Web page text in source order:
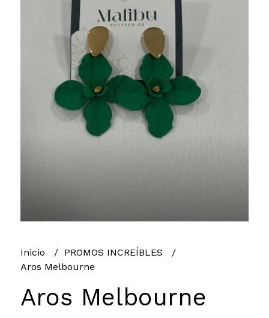
Inicio
PROMOS INCREÍBLES
Aros Melbourne
Aros Melbourne